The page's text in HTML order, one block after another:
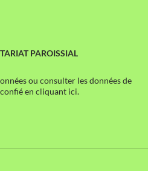
PAROISSIAL
ou consulter les données de
en cliquant ici.